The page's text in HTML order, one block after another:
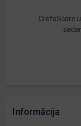
CrefoScore
Informācija